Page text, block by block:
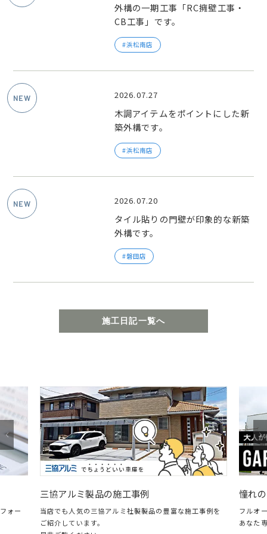
外構の一期工事「RC擁壁工事・
CB工事」です。
浜松南店
2026.07.27
木調アイテムをポイントにした新
築外構です。
浜松南店
2026.07.20
タイル貼りの門壁が印象的な新築
外構です。
磐田店
施工日記一覧へ
品の施工事例
三協アルミ社製製品の豊富な施工事例を
憧れのガレージ・LIXIL
フルオープン＆クローズに対応
あなた専用のガレージリビング。